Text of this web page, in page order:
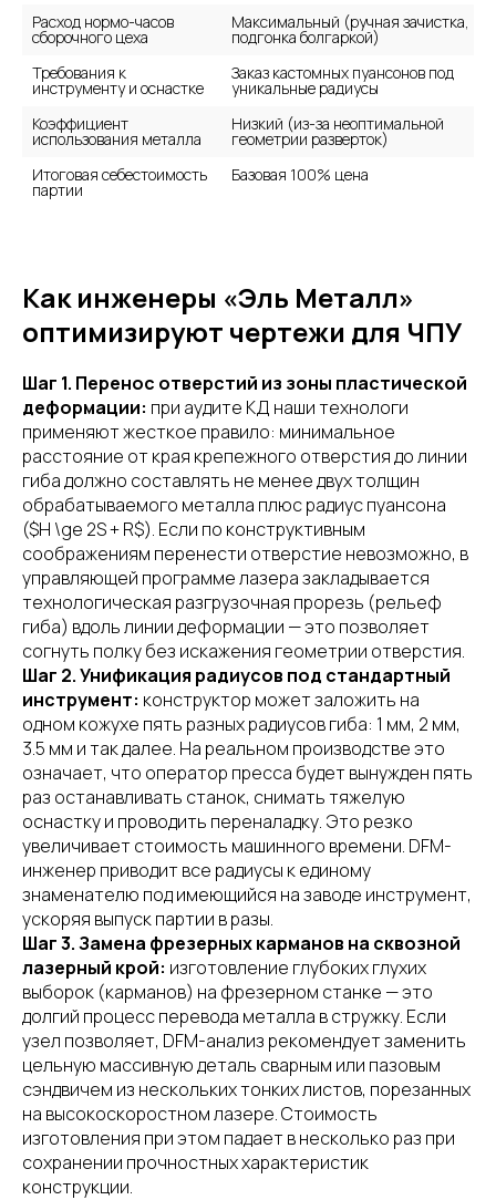
Расход нормо-часов
сборочного цеха
Максимальный (ручная зачистка,
подгонка болгаркой)
Требования к
инструменту и оснастке
Заказ кастомных пуансонов под
уникальные радиусы
Коэффициент
использования металла
Низкий (из-за неоптимальной
геометрии разверток)
Итоговая себестоимость
партии
Базовая 100% цена
Как инженеры «Эль Металл»
оптимизируют чертежи для ЧПУ
Шаг 1. Перенос отверстий из зоны пластической
деформации: при аудите КД наши технологи
применяют жесткое правило: минимальное
расстояние от края крепежного отверстия до линии
гиба должно составлять не менее двух толщин
обрабатываемого металла плюс радиус пуансона
($H \ge 2S + R$). Если по конструктивным
соображениям перенести отверстие невозможно, в
управляющей программе лазера закладывается
технологическая разгрузочная прорезь (рельеф
гиба) вдоль линии деформации — это позволяет
согнуть полку без искажения геометрии отверстия.
Шаг 2. Унификация радиусов под стандартный
инструмент: конструктор может заложить на
одном кожухе пять разных радиусов гиба: 1 мм, 2 мм,
3.5 мм и так далее. На реальном производстве это
означает, что оператор пресса будет вынужден пять
раз останавливать станок, снимать тяжелую
оснастку и проводить переналадку. Это резко
увеличивает стоимость машинного времени. DFM-
инженер приводит все радиусы к единому
знаменателю под имеющийся на заводе инструмент,
ускоряя выпуск партии в разы.
Шаг 3. Замена фрезерных карманов на сквозной
лазерный крой: изготовление глубоких глухих
выборок (карманов) на фрезерном станке — это
долгий процесс перевода металла в стружку. Если
узел позволяет, DFM-анализ рекомендует заменить
цельную массивную деталь сварным или пазовым
сэндвичем из нескольких тонких листов, порезанных
на высокоскоростном лазере. Стоимость
изготовления при этом падает в несколько раз при
сохранении прочностных характеристик
конструкции.